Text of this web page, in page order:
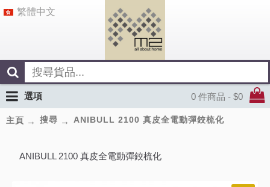
繁體中文
0 件商品 - $0
選項
主頁 搜尋 ANIBULL 2100 真皮全電動彈鉸梳化
ANIBULL 2100 真皮全電動彈鉸梳化